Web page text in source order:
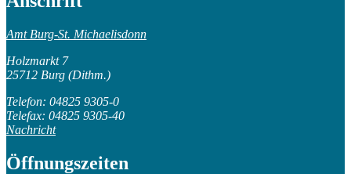
Amt Burg-St. Michaelisdonn
Holzmarkt 7
25712 Burg (Dithm.)
Telefon: 04825 9305-0
Telefax: 04825 9305-40
Nachricht
Öffnungszeiten